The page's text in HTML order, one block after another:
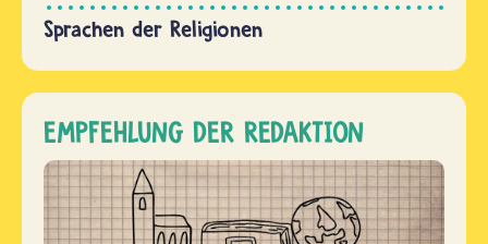
Sprachen der Religionen
EMPFEHLUNG DER REDAKTION